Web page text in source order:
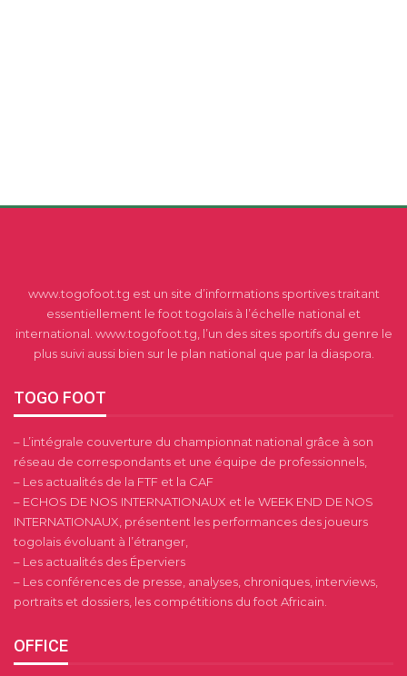
www.togofoot.tg est un site d’informations sportives traitant
essentiellement le foot togolais à l’échelle national et
international. www.togofoot.tg, l’un des sites sportifs du genre le
plus suivi aussi bien sur le plan national que par la diaspora.
TOGO FOOT
– L’intégrale couverture du championnat national grâce à son
réseau de correspondants et une équipe de professionnels,
– Les actualités de la FTF et la CAF
– ECHOS DE NOS INTERNATIONAUX et le WEEK END DE NOS
INTERNATIONAUX, présentent les performances des joueurs
togolais évoluant à l’étranger,
– Les actualités des Éperviers
– Les conférences de presse, analyses, chroniques, interviews,
portraits et dossiers, les compétitions du foot Africain.
OFFICE